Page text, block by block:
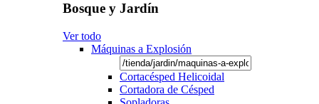
Bosque y Jardín
Ver todo
Máquinas a Explosión
Cortacésped Helicoidal
Cortadora de Césped